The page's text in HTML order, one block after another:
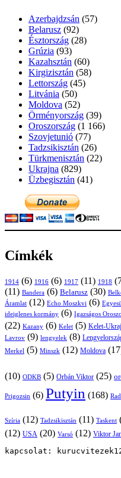
Azerbajdzsán (57)
Belarusz (92)
Észtország (28)
Grúzia (93)
Kazahsztán (60)
Kirgizisztán (58)
Lettország (45)
Litvánia (50)
Moldova (52)
Örményország (39)
Oroszország (1 166)
Szovjetunió (77)
Tadzsikisztán (26)
Türkmenisztán (22)
Ukrajna (829)
Üzbegisztán (41)
Címkék
1914 (6) 1916 (6) 1917 (11) 1918
(11) Bandera (6) Belarusz (30)
Áramlat (12) Echo Moszkvi (6)
ideiglenes kormány (6) Igazságos
(22) Kazany (6) Kelet (5) Kelet-
Lavrov (9) lengyelek (8)
Merkel (5) Minszk (12) Moldova
(10) ODKB (5) Orbán Viktor (25)
Prigozsin (6) Putyin (168)
Szíria (12) Tadzsikisztán (11) Taskent
(12) USA (20) Varsó (12) Viktor
kapcsolat: